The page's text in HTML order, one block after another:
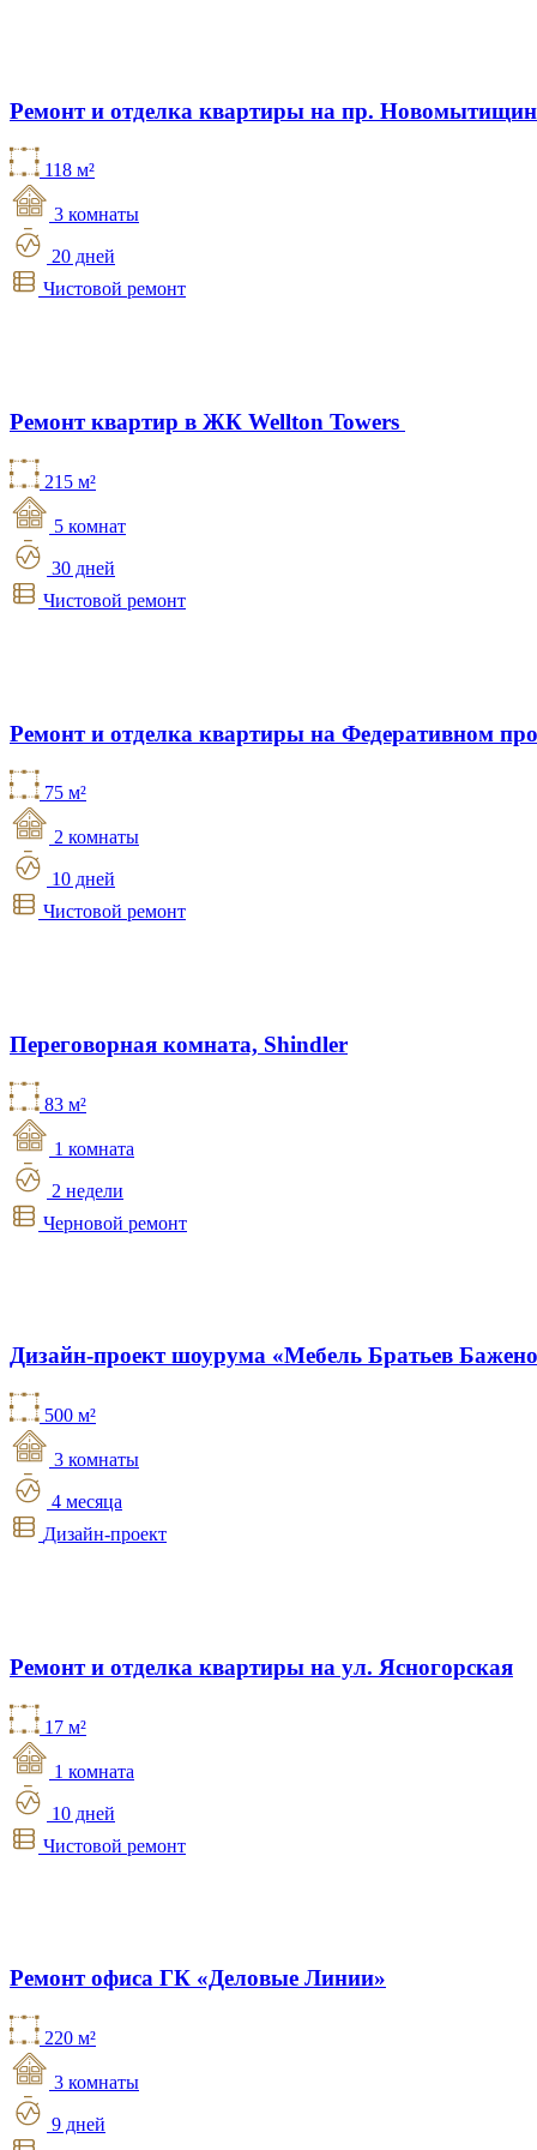
Ремонт и отделка квартиры на пр.
118 м²
3 комнаты
20 дней
Чистовой ремонт
Ремонт квартир в ЖК Wellton Towers
215 м²
5 комнат
30 дней
Чистовой ремонт
Ремонт и отделка квартиры на Федеративном
75 м²
2 комнаты
10 дней
Чистовой ремонт
Переговорная комната, Shindler
83 м²
1 комната
2 недели
Черновой ремонт
Дизайн-проект шоурума «Мебель Братьев
500 м²
3 комнаты
4 месяца
Дизайн-проект
Ремонт и отделка квартиры на ул. Ясногорская
17 м²
1 комната
10 дней
Чистовой ремонт
Ремонт офиса ГК «Деловые Линии»
220 м²
3 комнаты
9 дней